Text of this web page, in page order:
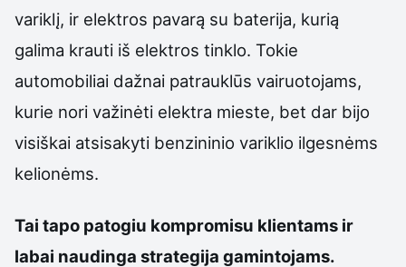
variklį, ir elektros pavarą su baterija, kurią
galima krauti iš elektros tinklo. Tokie
automobiliai dažnai patrauklūs vairuotojams,
kurie nori važinėti elektra mieste, bet dar bijo
visiškai atsisakyti benzininio variklio ilgesnėms
kelionėms.
Tai tapo patogiu kompromisu klientams ir
labai naudinga strategija gamintojams.